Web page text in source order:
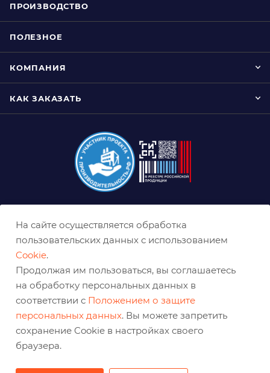
ПРОИЗВОДСТВО
ПОЛЕЗНОЕ
КОМПАНИЯ
КАК ЗАКАЗАТЬ
krasnoyarsk@belabraziv.ru
На сайте осуществляется обработка
пользовательских данных с использованием
Cookie.
Продолжая им пользоваться, вы соглашаетесь
на обработку персональных данных в
соответствии с Положением о защите
персональных данных. Вы можете запретить
сохранение Cookie в настройках своего
браузера.